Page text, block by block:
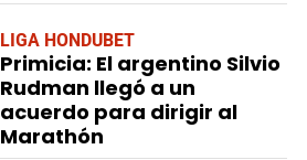
LIGA HONDUBET
Primicia: El argentino Silvio
Rudman llegó a un
acuerdo para dirigir al
Marathón